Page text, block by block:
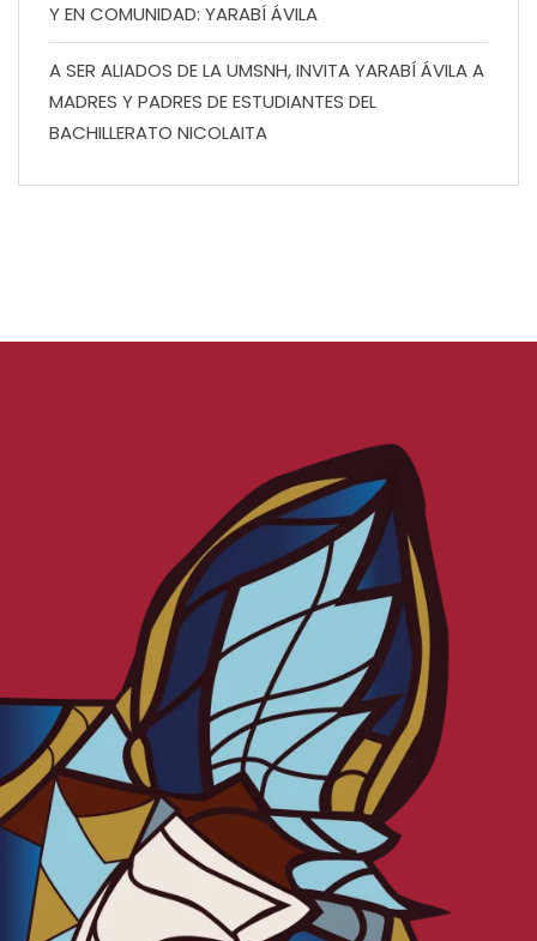
Y EN COMUNIDAD: YARABÍ ÁVILA
A SER ALIADOS DE LA UMSNH, INVITA YARABÍ ÁVILA A
MADRES Y PADRES DE ESTUDIANTES DEL
BACHILLERATO NICOLAITA